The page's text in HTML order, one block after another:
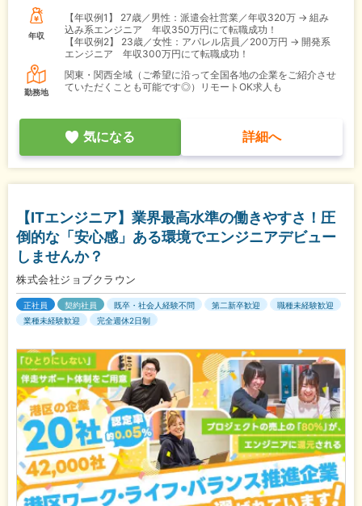
年収
【年収例1】
27歳／男性：派遣会社営業／年収320万 → 組み
込み系エンジニア 年収350万円にて転職成功！
【年収例2】
23歳／女性：アパレル店員／200万円 → 開発系
エンジニア 年収300万円にて転職成功！
勤務地
関東・関西全域（ご希望に沿って全国各地の企業をご紹介させ
ていただくことも可能です◎）リモートOK求人も
気になる 詳細へ
【ITエンジニア】業界最高水準の働きやすさ！圧
倒的な「安心感」ある環境でエンジニアデビュー
しませんか？
株式会社ジョブクラウン
正社員 契約社員 既卒・社会人経験不問 第二新卒歓迎
職種未経験歓迎
業種未経験歓迎
完全週休2日制